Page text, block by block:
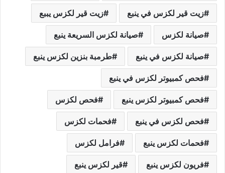
زيت قير لكزس في ينبع زيت قير لكزس يببع
صيانة لكزس صيانة لكزس السريعة ينبع
صيانة لكزس في ينبع طرمبة بنزين لكزس ينبع
فحص كمبيوتر لكزس في ينبع
فحص كمبيوتر لكزس ينبع فحص لكزس
فحص لكزس في ينبع فحمات لكزس
فحمات لكزس ينبع فرامل لكزس
فريون لكزس ينبع قير لكزس ينبع